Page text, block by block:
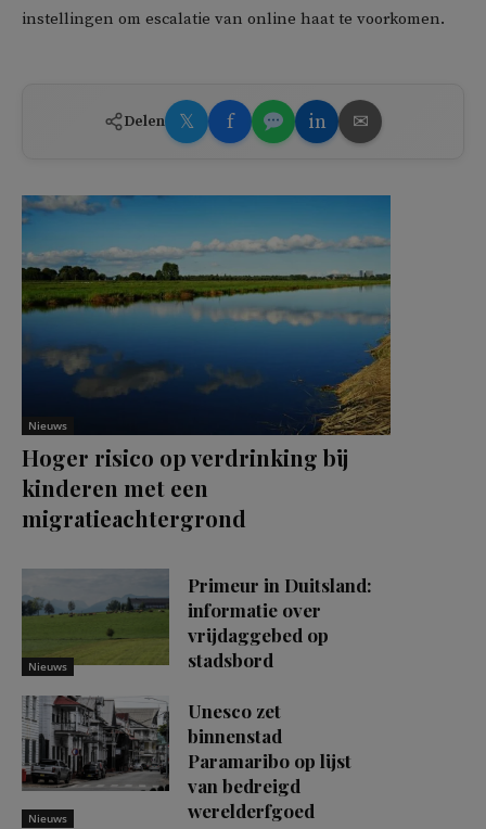
instellingen om escalatie van online haat te voorkomen.
Delen 𝕏 f in ✉
Nieuws
Hoger risico op verdrinking bij
kinderen met een
migratieachtergrond
Nieuws
Primeur in Duitsland:
informatie over
vrijdaggebed op
stadsbord
Nieuws
Unesco zet
binnenstad
Paramaribo op lijst
van bedreigd
werelderfgoed